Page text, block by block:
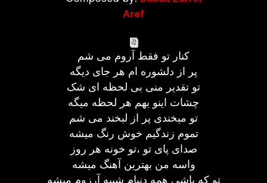
Aref
کنار تو فقط آروم می شم
پر از دلشوره ام هر جای دیگه
تو تقدیر منی بی لحظه ای شک
چشات اینو بهم هر لحظه میگه
تو میخندی پر از لبخند می شم
تموم زندگیم خوش رنگ میشه
صدای پای تو ،تو خونه هر روز
واسه من بهترین آهنگ میشه
تو که باشی همه دنیام شبیه آرزوم میشه